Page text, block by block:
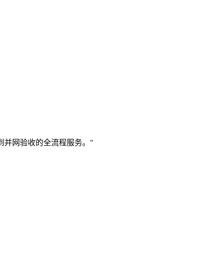
并网验收的全流程服务。"